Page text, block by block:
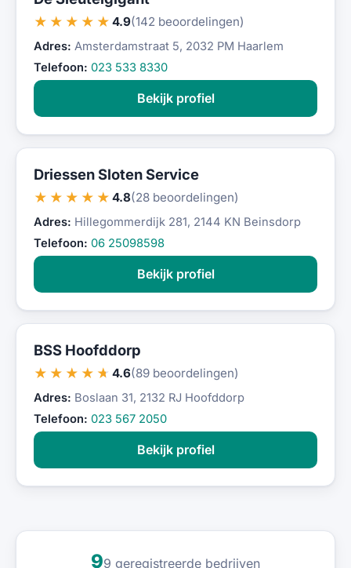
★★★★★ 4.9(142 beoordelingen)
Adres: Amsterdamstraat 5, 2032 PM Haarlem
Telefoon: 023 533 8330
Bekijk profiel
Driessen Sloten Service
★★★★★ 4.8(28 beoordelingen)
Adres: Hillegommerdijk 281, 2144 KN Beinsdorp
Telefoon: 06 25098598
Bekijk profiel
BSS Hoofddorp
★★★★★ 4.6(89 beoordelingen)
Adres: Boslaan 31, 2132 RJ Hoofddorp
Telefoon: 023 567 2050
Bekijk profiel
99 geregistreerde bedrijven